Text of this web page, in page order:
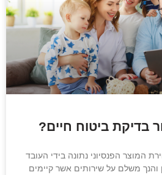
בדיקת ביטוח חיים?
המוצר הפנסיוני נתונה בידי העובד
והנך משלם על שירותים אשר קיימים